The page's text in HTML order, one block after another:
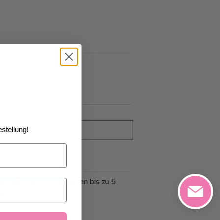
Annullationen können bis zu 5